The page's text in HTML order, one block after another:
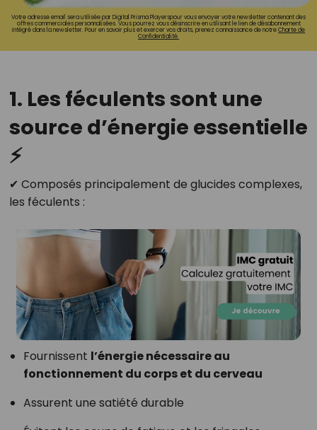
Votre adresse email sera utilisée par Digital Prisma Playerspour vous envoyer votre newsletter contenant des
offres commerciales personnalisées. Vous pourrez vous désinscrire en utilisant le lien de désabonnement
intégré dans la newsletter. Pour en savoir plus et exercer vos droits, prenez connaissance de notreCharte de
Confidentialité.
1. Les féculents sont une
source d’énergie essentielle
⚡
✔ Composés principalement de glucides complexes,
les féculents :
Fournissent l’énergie nécessaire au
fonctionnement du corps et du cerveau
Assurent une satiété durable